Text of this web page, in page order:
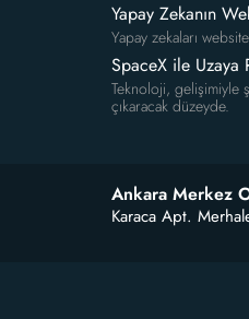
Yapay Zekanın
Yapay zekaları
SpaceX ile Uzaya
Teknoloji, gelişimiyle
çıkaracak düzeyde.
Ankara Merkez
Karaca Apt.